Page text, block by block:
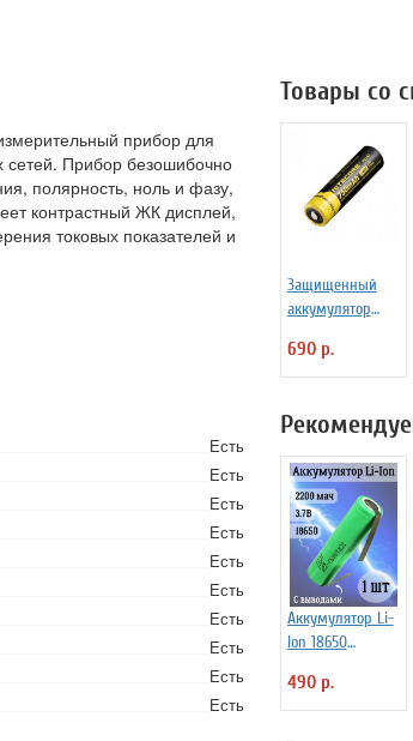
прибор для
сетей. Прибор безошибочно
полярность, ноль и фазу,
контрастный ЖК дисплей,
токовых показателей и
Есть
Есть
Есть
Есть
Есть
Есть
Есть
Есть
Есть
Есть
Товары со
Защищенный
аккумулятор
750mAh
690 р.
Аккумулятор Li-
Ion 18650
выводами,
незащищенный
490 р.